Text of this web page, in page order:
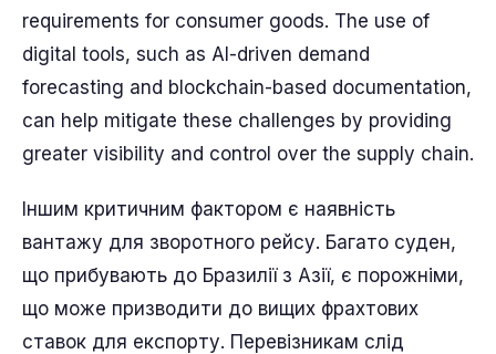
requirements for consumer goods. The use of
digital tools, such as AI-driven demand
forecasting and blockchain-based documentation,
can help mitigate these challenges by providing
greater visibility and control over the supply chain.
Іншим критичним фактором є наявність
вантажу для зворотного рейсу. Багато суден,
що прибувають до Бразилії з Азії, є порожніми,
що може призводити до вищих фрахтових
ставок для експорту. Перевізникам слід